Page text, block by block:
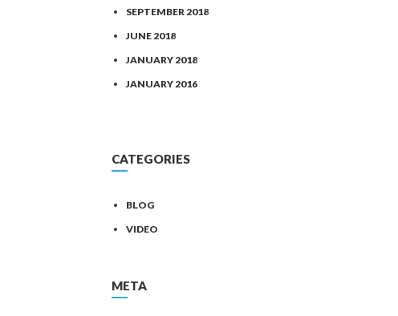
SEPTEMBER 2018
JUNE 2018
JANUARY 2018
JANUARY 2016
CATEGORIES
BLOG
VIDEO
META